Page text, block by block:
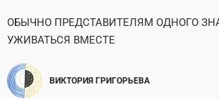
ОБЫЧНО ПРЕДСТАВИТЕЛЯМ ОДНОГО
УЖИВАТЬСЯ ВМЕСТЕ
ВИКТОРИЯ ГРИГОРЬЕВА